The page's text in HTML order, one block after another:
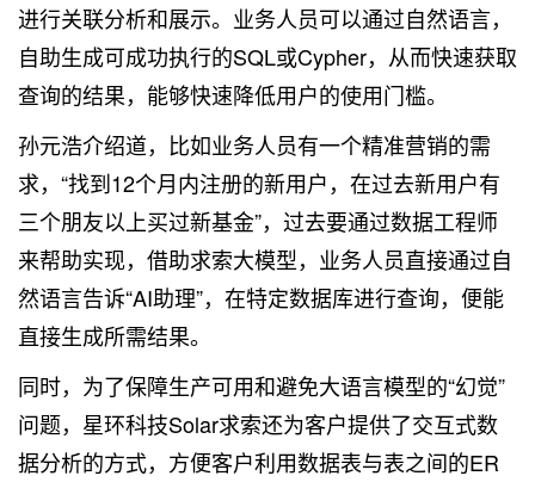
进行关联分析和展示。业务人员可以通过自然语言，
自助生成可成功执行的SQL或Cypher，从而快速获取
查询的结果，能够快速降低用户的使用门槛。
孙元浩介绍道，比如业务人员有一个精准营销的需
求，“找到12个月内注册的新用户，在过去新用户有
三个朋友以上买过新基金”，过去要通过数据工程师
来帮助实现，借助求索大模型，业务人员直接通过自
然语言告诉“AI助理”，在特定数据库进行查询，便能
直接生成所需结果。
同时，为了保障生产可用和避免大语言模型的“幻觉”
问题，星环科技Solar求索还为客户提供了交互式数
据分析的方式，方便客户利用数据表与表之间的ER